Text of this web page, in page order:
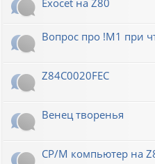
Вопрос про !M1 при
Z84C0020FEC
Венец творенья
CP/M компьютер на